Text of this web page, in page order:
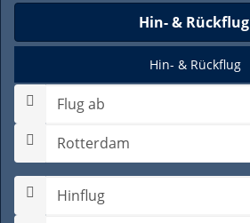
Hin- & Rückflug
Hin- & Rückflug
Hinflugdatum auswählen